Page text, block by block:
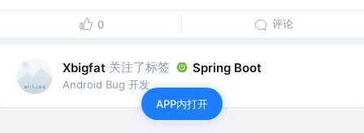
0 评论
Xbigfat 关注了标签 Spring Boot
Android Bug 开发
APP内打开